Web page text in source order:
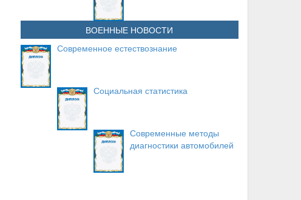
ВОЕННЫЕ НОВОСТИ
Современное естествознание
Социальная статистика
Современные методы
диагностики автомобилей